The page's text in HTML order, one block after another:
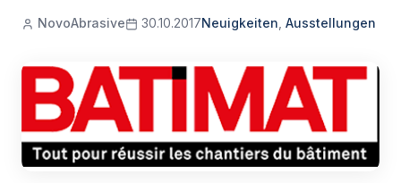
NovoAbrasive 30.10.2017Neuigkeiten Ausstellungen